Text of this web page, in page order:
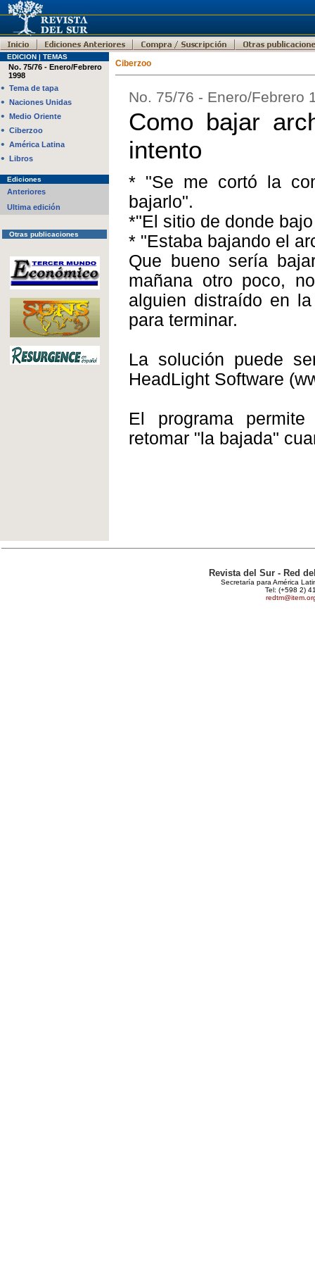
EDICION | TEMAS
No. 75/76 - Enero/Febrero
1998
• Tema de tapa
• Naciones Unidas
• Medio Oriente
• Ciberzoo
• América Latina
• Libros
Ediciones
Anteriores
Ultima edición
Otras publicaciones
Ciberzoo
No. 75/76 - Enero/Febrero
Como bajar
intento
* "Se me cortó la
bajarlo".
*"El sitio de donde
* "Estaba bajando el
Que bueno sería
mañana otro poco,
alguien distraído en
para terminar.
La solución puede
HeadLight Software
El programa
retomar "la bajada"
Revista del Sur - Red
Secretaría para América
Tel: (+598 2)